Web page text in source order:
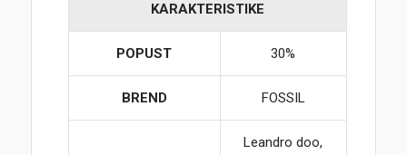
KARAKTERISTIKE
POPUST 30%
BREND FOSSIL
Leandro doo,